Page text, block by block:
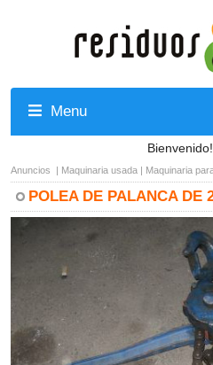
Menu
Bienvenido!
Anuncios | Maquinaria usada | Maquinaria
POLEA DE PALANCA DE